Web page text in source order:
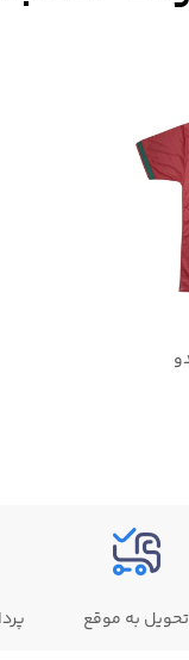
تحویل به موقع